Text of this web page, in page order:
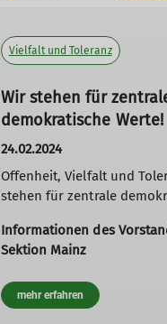
Vielfalt und Toleranz
Wir stehen für
demokratische Werte!
24.02.2024
Offenheit, Vielfalt und
stehen für zentrale
Informationen des
Sektion Mainz
mehr erfahren